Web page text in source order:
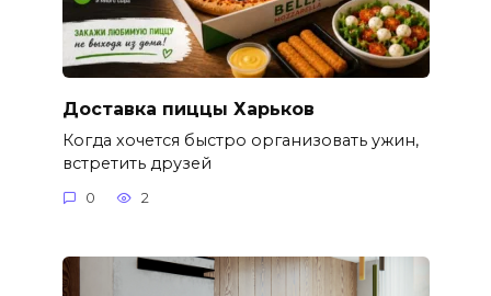
Доставка пиццы Харьков
Когда хочется быстро организовать ужин,
встретить друзей
0 2